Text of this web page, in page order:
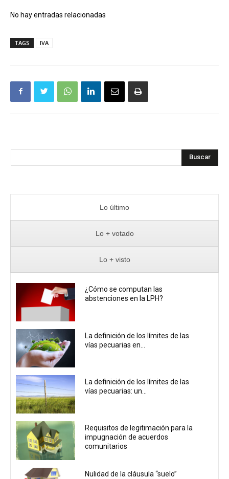
No hay entradas relacionadas
TAGS IVA
Buscar
Lo último
Lo + votado
Lo + visto
¿Cómo se computan las
abstenciones en la LPH?
La definición de los límites de las
vías pecuarias en...
La definición de los límites de las
vías pecuarias: un...
Requisitos de legitimación para la
impugnación de acuerdos
comunitarios
Nulidad de la cláusula “suelo”